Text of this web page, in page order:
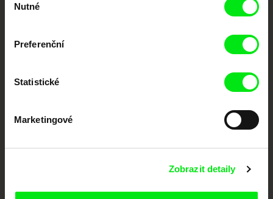
souhlasu
Nutné
Preferenční
Statistické
Marketingové
Zobrazit detaily
Portál DAFilms.cz je výsledkem tvůrčí spolupráce 7 klíčových evropských
posouvat hranice dokumentárního filmu, propagovat jeho rozmanitost a
Členové Doc Alliance